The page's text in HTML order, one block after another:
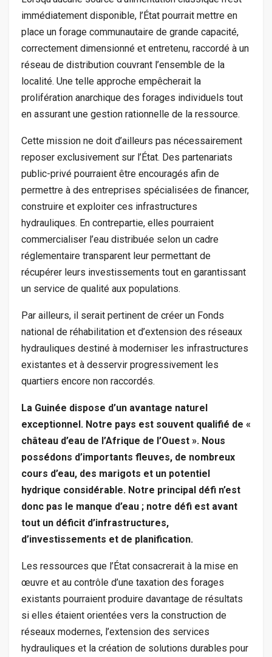
immédiatement disponible, l’État pourrait mettre en
place un forage communautaire de grande capacité,
correctement dimensionné et entretenu, raccordé à un
réseau de distribution couvrant l’ensemble de la
localité. Une telle approche empêcherait la
prolifération anarchique des forages individuels tout
en assurant une gestion rationnelle de la ressource.
Cette mission ne doit d’ailleurs pas nécessairement
reposer exclusivement sur l’État. Des partenariats
public-privé pourraient être encouragés afin de
permettre à des entreprises spécialisées de financer,
construire et exploiter ces infrastructures
hydrauliques. En contrepartie, elles pourraient
commercialiser l’eau distribuée selon un cadre
réglementaire transparent leur permettant de
récupérer leurs investissements tout en garantissant
un service de qualité aux populations.
Par ailleurs, il serait pertinent de créer un Fonds
national de réhabilitation et d’extension des réseaux
hydrauliques destiné à moderniser les infrastructures
existantes et à desservir progressivement les
quartiers encore non raccordés.
La Guinée dispose d’un avantage naturel
exceptionnel. Notre pays est souvent qualifié de «
château d’eau de l’Afrique de l’Ouest ». Nous
possédons d’importants fleuves, de nombreux
cours d’eau, des marigots et un potentiel
hydrique considérable. Notre principal défi n’est
donc pas le manque d’eau ; notre défi est avant
tout un déficit d’infrastructures,
d’investissements et de planification.
Les ressources que l’État consacrerait à la mise en
œuvre et au contrôle d’une taxation des forages
existants pourraient produire davantage de résultats
si elles étaient orientées vers la construction de
réseaux modernes, l’extension des services
hydrauliques et la création de solutions durables pour